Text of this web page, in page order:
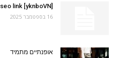
seo link [yknboVN]
16 בספטמבר 2025
אופנתיים מתמיד